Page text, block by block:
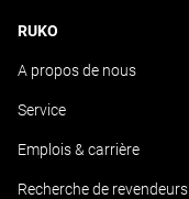
RUKO
A propos de nous
Service
Emplois & carrière
Recherche de revendeurs